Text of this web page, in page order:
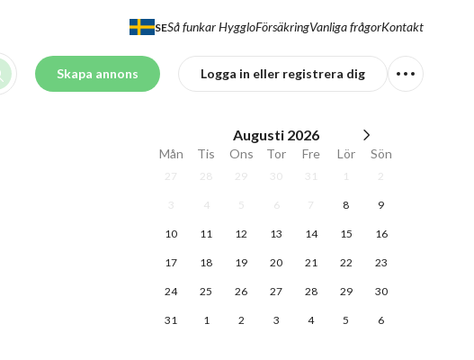
SESå funkar HyggloFörsäkringVanliga frågorKontakt
Skapa annons Logga in eller registrera dig
Augusti 2026
Mån Tis Ons Tor Fre Lör Sön
27 28 29 30 31 1 2
3 4 5 6 7 8 9
10 11 12 13 14 15 16
17 18 19 20 21 22 23
24 25 26 27 28 29 30
31 1 2 3 4 5 6